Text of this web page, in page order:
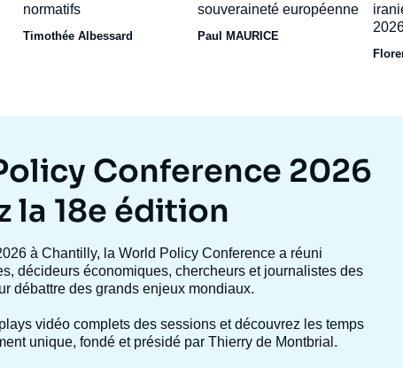
normatifs
Timothée Albessard
souveraineté européenne
Paul MAURICE
Conference 2026
la 18e édition
à Chantilly, la World Policy Conference a réuni
décideurs économiques, chercheurs et journalistes des
débattre des grands enjeux mondiaux.
vidéo complets des sessions et découvrez les temps
unique, fondé et présidé par Thierry de Montbrial.